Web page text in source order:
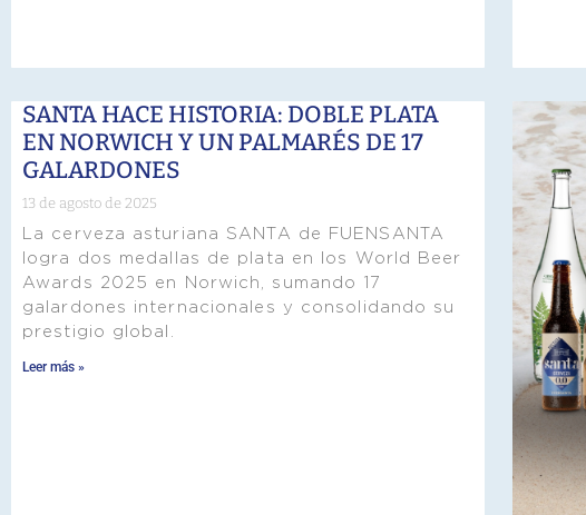
SANTA HACE HISTORIA: DOBLE PLATA
EN NORWICH Y UN PALMARÉS DE 17
GALARDONES
13 de agosto de 2025
La cerveza asturiana SANTA de FUENSANTA
logra dos medallas de plata en los World Beer
Awards 2025 en Norwich, sumando 17
galardones internacionales y consolidando su
prestigio global.
Leer más »